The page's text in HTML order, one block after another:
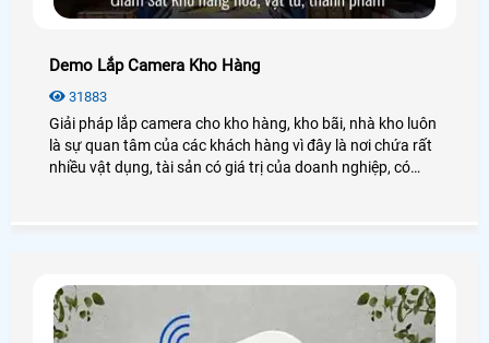
Demo Lắp Camera Kho Hàng
31883
Giải pháp lắp camera cho kho hàng, kho bãi, nhà kho luôn
là sự quan tâm của các khách hàng vì đây là nơi chứa rất
nhiều vật dụng, tài sản có giá trị của doanh nghiệp, có